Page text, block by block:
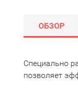
ОБЗОР
Специально
позволяет